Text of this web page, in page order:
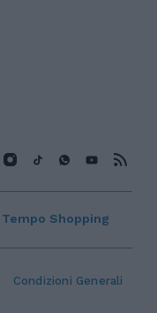
Condizioni Generali
Shopping